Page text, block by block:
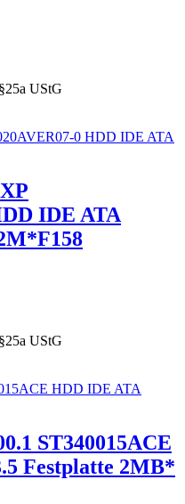
UStG
IDE ATA
UStG
ST340015ACE
Festplatte 2MB*